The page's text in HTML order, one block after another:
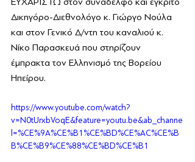
Δικηγόρο-Διεθνολόγο κ. Γιώργο Νούλα
και στον Γενικό Δ/ντη του καναλιού κ.
Νίκο Παρασκευά που στηρίζουν
έμπρακτα τον Ελληνισμό της Βορείου
Ηπείρου.
https://www.youtube.com/watch?
v=N0tUrxbVoqE&feature=youtu.be&ab_channe
l=%CE%9A%CE%B1%CE%BD%CE%AC%CE%B
B%CE%B9%CE%88%CE%BD%CE%B1